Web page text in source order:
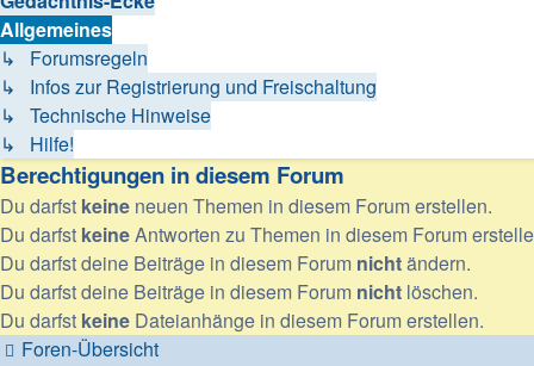
Allgemeines
↳ Forumsregeln
↳ Infos zur Registrierung und Freischaltung
↳ Technische Hinweise
↳ Hilfe!
Berechtigungen in diesem Forum
Du darfst keine neuen Themen in diesem Forum erstellen.
Du darfst keineAntworten zu Themen in diesem Forum
Du darfst deine Beiträge in diesem Forum nichtändern.
Du darfst deine Beiträge in diesem Forum nicht löschen.
Du darfst keine Dateianhänge in diesem Forum erstellen.
Foren-Übersicht